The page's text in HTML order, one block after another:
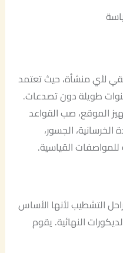
لأي منشأة، حيث تعتمد
طويلة دون تصدعات.
الموقع، صب القواعد
الخرسانية، الجسور،
القياسية.
التشطيب لأنها الأساس
النهائية. يقوم